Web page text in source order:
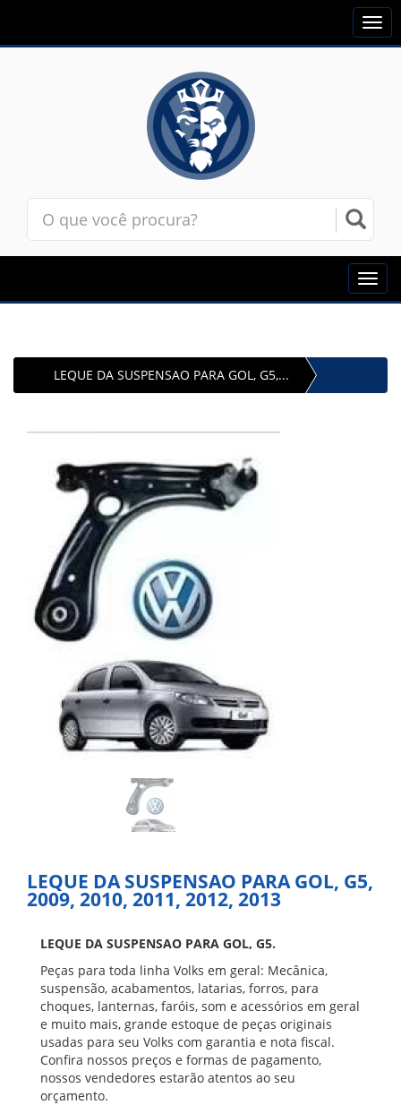
LEQUE DA SUSPENSAO PARA GOL, G5,...
LEQUE DA SUSPENSAO PARA GOL, G5,
2009, 2010, 2011, 2012, 2013
LEQUE DA SUSPENSAO PARA GOL, G5.
Peças para toda linha Volks em geral: Mecânica,
suspensão, acabamentos, latarias, forros, para
choques, lanternas, faróis, som e acessórios em geral
e muito mais, grande estoque de peças originais
usadas para seu Volks com garantia e nota fiscal.
Confira nossos preços e formas de pagamento,
nossos vendedores estarão atentos ao seu
orçamento.